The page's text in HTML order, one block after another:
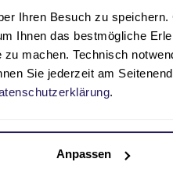
Ihren Besuch zu
Ihnen das bestmögliche
machen. Technisch
Sie jederzeit am
.
Anpassen
Deutsche
(IGZ)“
Zur
Standards